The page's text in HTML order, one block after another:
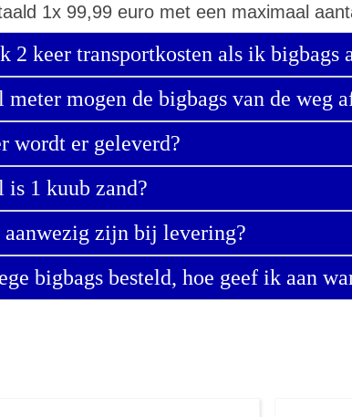
1x 99,99 euro met een maximaal
2 keer transportkosten als ik
meter mogen de bigbags van de weg
wordt er geleverd?
is 1 kuub zand?
zijn bij levering?
bigbags besteld, hoe geef ik aan